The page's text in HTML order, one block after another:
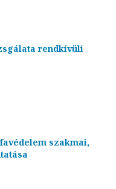
rendkívüli
szakmai,